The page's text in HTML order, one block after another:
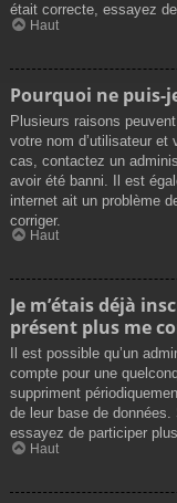
était correcte, essayez
Haut
Pourquoi ne puis-
Plusieurs raisons
votre nom d’utilisateur
cas, contactez un
avoir été banni. Il est
internet ait un problème
corriger.
Haut
Je m’étais déjà
présent plus me
Il est possible qu’un
compte pour une
suppriment
de leur base de
essayez de participer
Haut